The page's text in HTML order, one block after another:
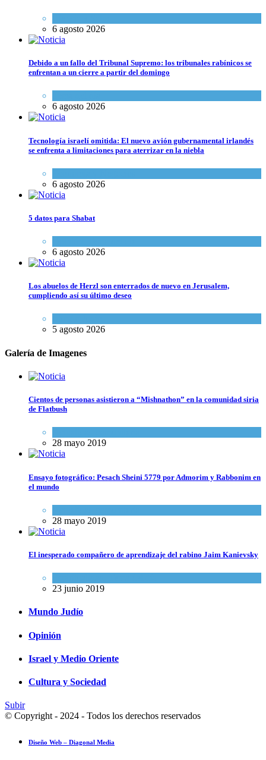
6 agosto 2026
Debido a un fallo del Tribunal Supremo: los tribunales rabínicos se
enfrentan a un cierre a partir del domingo
6 agosto 2026
Tecnología israelí omitida: El nuevo avión gubernamental irlandés
se enfrenta a limitaciones para aterrizar en la niebla
6 agosto 2026
5 datos para Shabat
6 agosto 2026
Los abuelos de Herzl son enterrados de nuevo en Jerusalem,
cumpliendo así su último deseo
5 agosto 2026
Galería de Imagenes
Cientos de personas asistieron a “Mishnathon” en la comunidad siria
de Flatbush
28 mayo 2019
Ensayo fotográfico: Pesach Sheini 5779 por Admorim y Rabbonim en
el mundo
28 mayo 2019
El inesperado compañero de aprendizaje del rabino Jaim Kanievsky
23 junio 2019
Mundo Judío
Opinión
Israel y Medio Oriente
Cultura y Sociedad
Subir
© Copyright - 2024 - Todos los derechos reservados
Diseño Web – Diagonal Media